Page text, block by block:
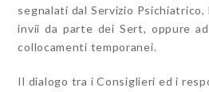
segnalati dal Servizio
invii da parte dei Sert, oppure
collocamenti temporanei.
Il dialogo tra i Consiglieri ed i